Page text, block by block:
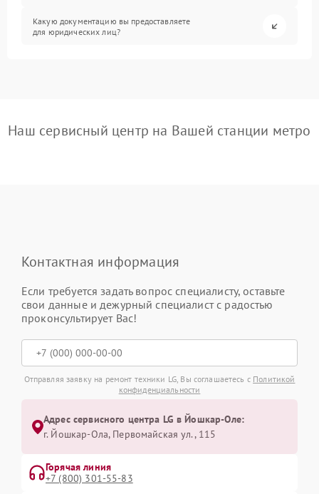
Какую документацию вы предоставляете
для юридических лиц?
Наш сервисный центр на Вашей станции метро
Контактная информация
Если требуется задать вопрос специалисту, оставьте
свои данные и дежурный специалист с радостью
проконсультирует Вас!
Отправляя заявку на ремонт техники LG, Вы соглашаетесь с Политикой
конфиденциальности
Адрес сервисного центра LG в Йошкар-Оле:
г. Йошкар-Ола, Первомайская ул., 115
Горячая линия
+7 (800) 301-55-83